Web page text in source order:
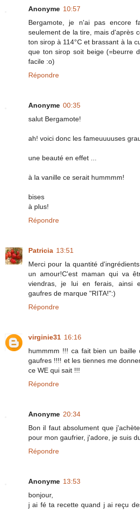
Anonyme 10:57
Bergamote, je n'ai pas encore
seulement de la tire, mais d'après
ton sirop à 114°C et brassant à la
que ton sirop soit beige (=beurre
facile :o)
Répondre
Anonyme 00:35
salut Bergamote!
ah! voici donc les fameuuuuses
une beauté en effet ...
à la vanille ce serait hummmm!
bises
à plus!
Répondre
Patricia 13:51
Merci pour la quantité
un amour!C'est maman qui va
viendras, je lui en ferais, ainsi
gaufres de marque "RITA!":)
Répondre
virginie31 16:16
hummmm !!! ca fait bien un
gaufres !!!! et les tiennes me
ce WE qui sait !!!
Répondre
Anonyme 20:34
Bon il faut absolument que
pour mon gaufrier, j'adore, je suis
Répondre
Anonyme 13:53
bonjour,
j ai fé ta recette quand j ai reçu